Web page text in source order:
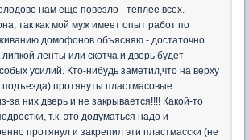
нам ещё повезло - теплее всех.
так как мой муж имеет опыт работ по
домофонов объясняю - достаточно
липкой ленты или скотча и дверь будет
усилий. Кто-нибудь заметил,что на верху
протянуты пластмасовые
за них дверь и не закрывается!!!! Какой-то
т.к. это додуматься надо и
протянул и закрепил эти пластмасски (не